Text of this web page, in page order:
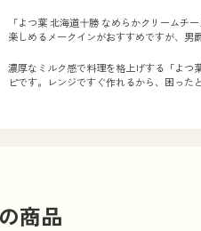
「よつ葉 北海道十勝 なめらかクリームチ
楽しめるメークインがおすすめですが、男
濃厚なミルク感で料理を格上げする「よつ
ピです。レンジですぐ作れるから、困った
商品